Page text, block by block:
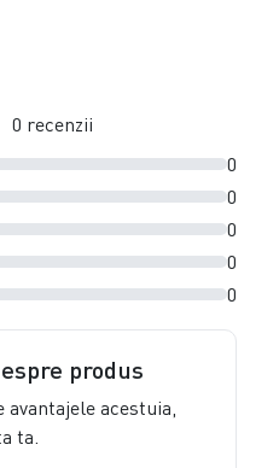
0
0
0
0
0
0 recenzii
produs
acestuia,
ta.